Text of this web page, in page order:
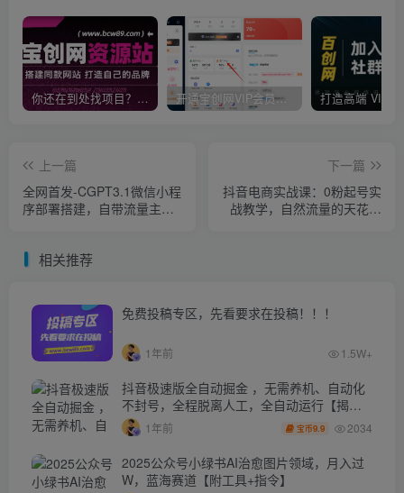
你还在到处找项目？还在当韭菜？我靠卖项目一个月收入5万+，曾经我也是个失败者。 开通宝创网VIP会员，尊享全站资源免费下载，享70%的推广提成！！【限时五折优惠】
上一篇
全网首发-CGPT3.1微信小程
序部署搭建，自带流量主版
下一篇
抖音电商实战课：0粉起号实
战教学，自然流量的天花板
相关推荐
免费投稿专区，先看要求在投稿！！！
1年前 1.5W+
抖音极速版全自动掘金 ，无需养机、自动化
不封号，全程脱离人工，全自动运行【揭
秘】 1年前 宝币9.9 2034
2025公众号小绿书AI治愈图片领域，月入过
W，蓝海赛道【附工具+指令】